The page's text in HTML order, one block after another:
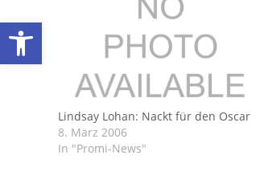
Werkzeugleiste öffnen
Lindsay Lohan: Nackt für den Oscar
8. März 2006
In "Promi-News"